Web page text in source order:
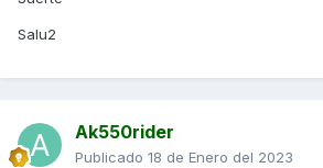
Salu2
Ak550rider
Publicado 18 de Enero del 2023